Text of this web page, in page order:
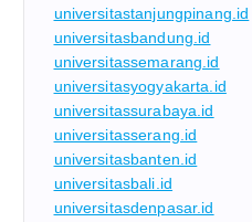
universitastanjungpinang.id
universitasbandung.id
universitassemarang.id
universitasyogyakarta.id
universitassurabaya.id
universitasserang.id
universitasbanten.id
universitasbali.id
universitasdenpasar.id